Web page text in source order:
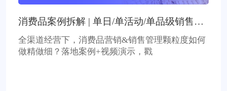
消费品案例拆解 | 单日/单活动/单品级销售&
营销管控
全渠道经营下，消费品营销&销售管理颗粒度如何
做精做细？落地案例+视频演示，戳